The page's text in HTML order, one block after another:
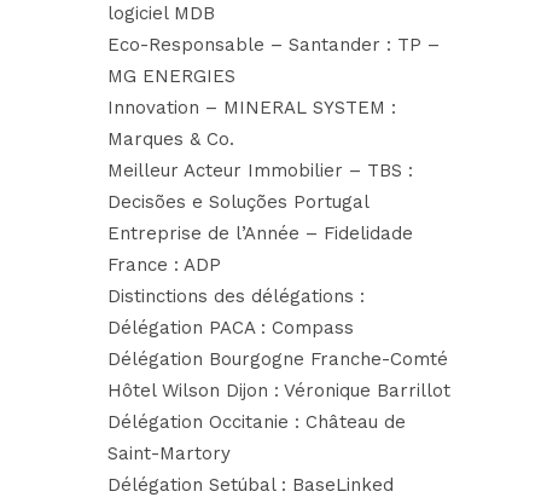
logiciel MDB
Eco-Responsable – Santander : TP –
MG ENERGIES
Innovation – MINERAL SYSTEM :
Marques & Co.
Meilleur Acteur Immobilier – TBS :
Decisões e Soluções Portugal
Entreprise de l’Année – Fidelidade
France : ADP
Distinctions des délégations :
Délégation PACA : Compass
Délégation Bourgogne Franche-Comté
Hôtel Wilson Dijon : Véronique Barrillot
Délégation Occitanie : Château de
Saint-Martory
Délégation Setúbal : BaseLinked